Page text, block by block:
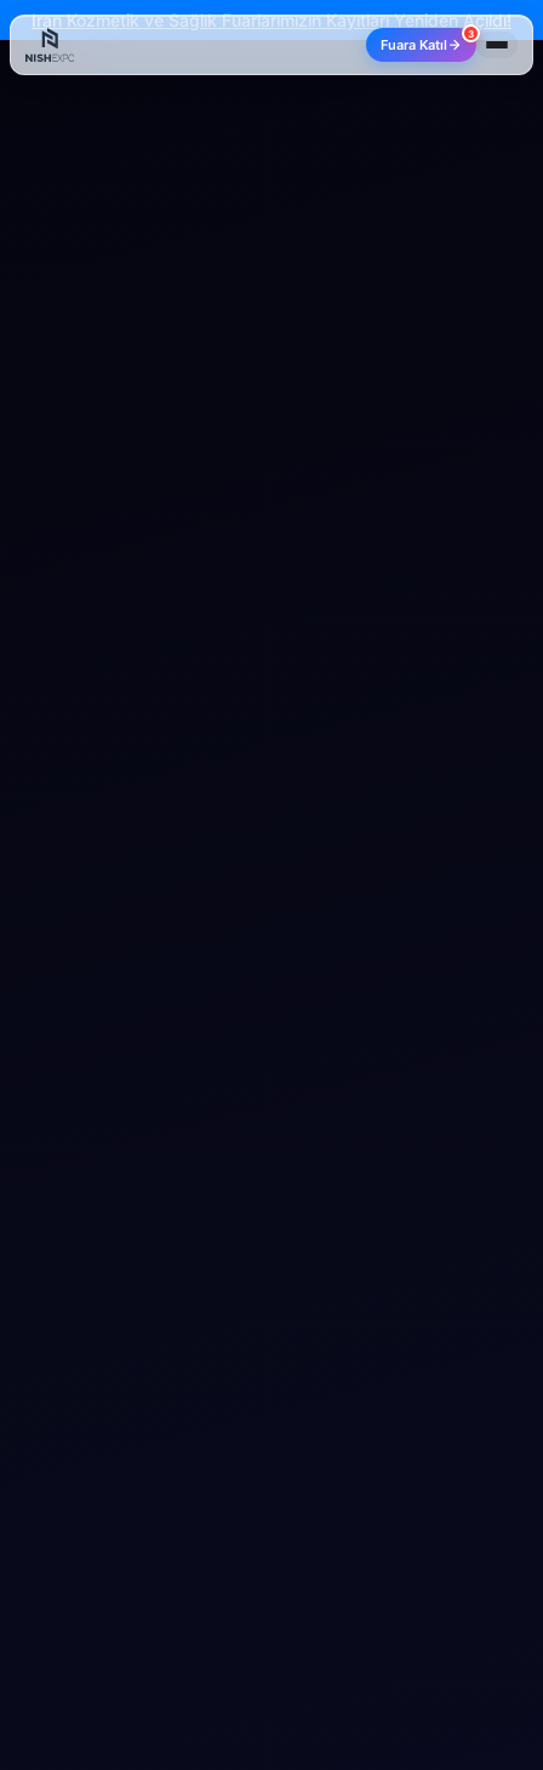
Iran Kozmetik ve Sağlık Fuarlarımızın Kayıtları Yeniden Açıldı!
3
Fuara Katıl